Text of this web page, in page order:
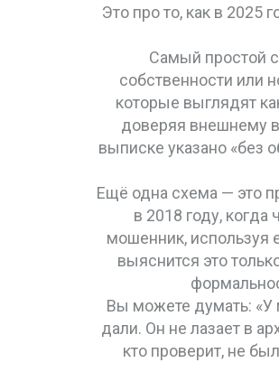
Это про то, как в
Самый простой
собственности или
которые выглядят
доверяя внешнему
выписке указано «без
Ещё одна схема — это
в 2018 году,
мошенник, используя
выяснится это
Вы можете думать: «У
дали. Он не лазает в
кто проверит, не